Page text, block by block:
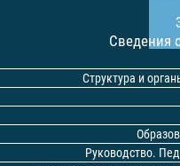
Сведения
Структура и
Руководство.